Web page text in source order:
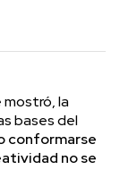
mostró, la
bases del
conformarse
no se